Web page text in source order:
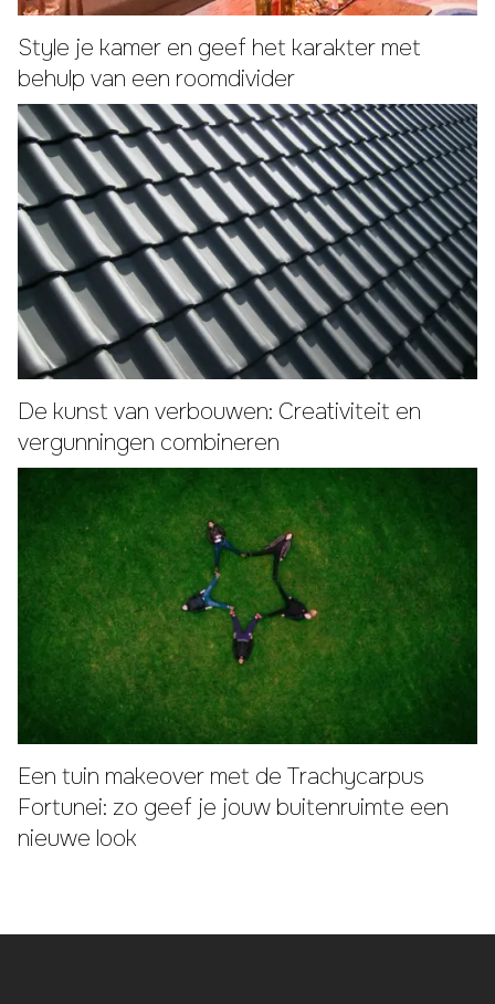
Style je kamer en geef het karakter met
behulp van een roomdivider
De kunst van verbouwen: Creativiteit en
vergunningen combineren
Een tuin makeover met de Trachycarpus
Fortunei: zo geef je jouw buitenruimte een
nieuwe look